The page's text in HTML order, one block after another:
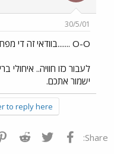
30/5/01
O-O .......בוודאי זה די מפחיד..
לעבור כזו חוויה..
ישמור אתכם.
to reply here.
Share: פייסבוק Twitter